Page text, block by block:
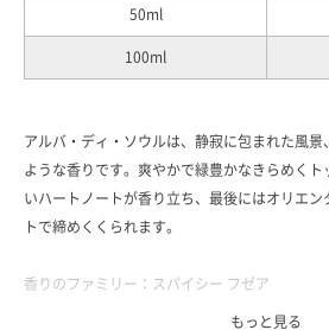
50ml
100ml
アルバ・ディ・ソウルは、静寂に包まれた風
ような香りです。爽やかで緑豊かなきらめく
いハートノートが香り立ち、最後にはオリエ
トで締めくくられます。
香りのファミリー：スパイシー フゼア
もっと見る